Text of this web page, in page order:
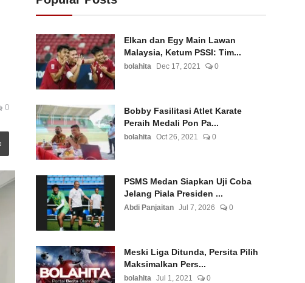
0
Elkan dan Egy Main Lawan
Malaysia, Ketum PSSI: Tim...
bolahita Dec 17, 2021 0
Bobby Fasilitasi Atlet Karate
Peraih Medali Pon Pa...
bolahita Oct 26, 2021 0
PSMS Medan Siapkan Uji Coba
Jelang Piala Presiden ...
Abdi Panjaitan Jul 7, 2026 0
Meski Liga Ditunda, Persita Pilih
Maksimalkan Pers...
bolahita Jul 1, 2021 0